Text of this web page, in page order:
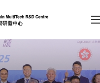
鍵）
會員登入
A EN 繁 简